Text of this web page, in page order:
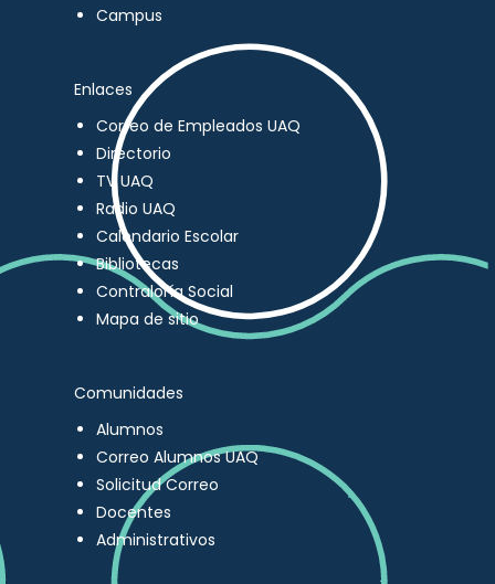
Campus
Enlaces
Correo de Empleados UAQ
Directorio
TV UAQ
Radio UAQ
Calendario Escolar
Bibliotecas
Contraloría Social
Mapa de sitio
Comunidades
Alumnos
Correo Alumnos UAQ
Solicitud Correo
Docentes
Administrativos